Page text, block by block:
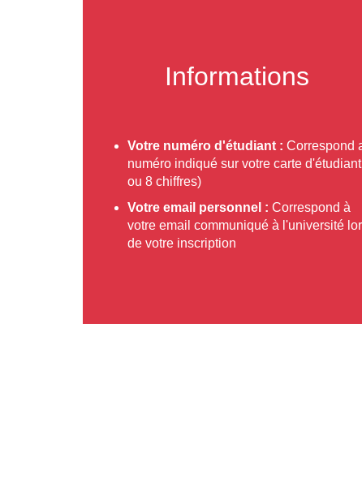
Informations
Votre numéro d'étudiant : Correspond
numéro indiqué sur votre carte
ou 8 chiffres)
Votre email personnel : Correspond à
votre email communiqué à l'université
de votre inscription